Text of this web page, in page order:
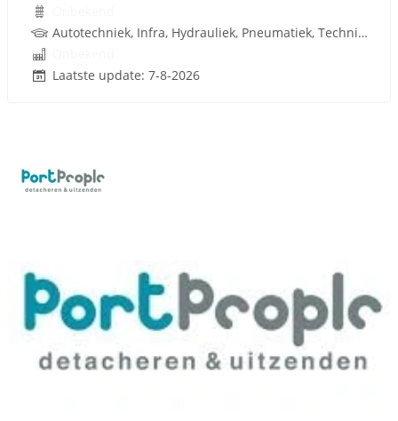
Autotechniek, Infra, Hydrauliek, Pneumatiek, Techniek, Rijbewijs
Laatste update: 7-8-2026